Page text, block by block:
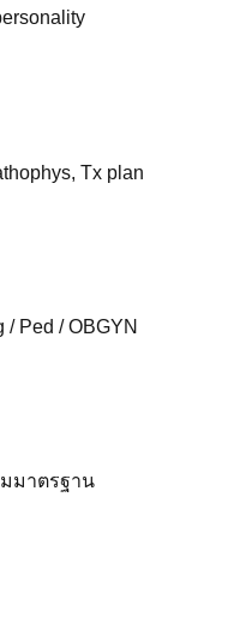
Tx plan
Ped / OBGYN
มาตรฐาน